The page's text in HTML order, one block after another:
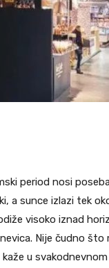
period nosi
a sunce izlazi tek
visoko iznad
Nije čudno što
u